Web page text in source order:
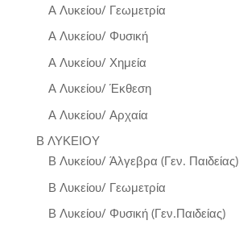
Α Λυκείου/ Γεωμετρία
Α Λυκείου/ Φυσική
Α Λυκείου/ Χημεία
Α Λυκείου/ Έκθεση
Α Λυκείου/ Αρχαία
Β ΛΥΚΕΙΟΥ
Β Λυκείου/ Άλγεβρα (Γεν. Παιδείας)
Β Λυκείου/ Γεωμετρία
Β Λυκείου/ Φυσική (Γεν.Παιδείας)